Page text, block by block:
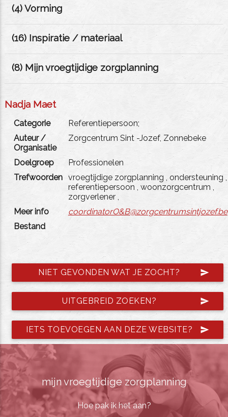
(4) Vorming
(16) Inspiratie / materiaal
(8) Mijn vroegtijdige zorgplanning
Nadja Maet
Categorie
Referentiepersoon;
Auteur /
Organisatie
Zorgcentrum Sint -Jozef, Zonnebeke
Doelgroep
Professionelen
Trefwoorden vroegtijdige zorgplanning ondersteuning
referentiepersoon
woonzorgcentrum
zorgverlener,
Meer info
coordinatorO&B@zorgcentrumsintjozef.be
Bestand
NIET GEVONDEN WAT JE ZOCHT? send
UITGEBREID ZOEKEN? send
IETS TOEVOEGEN AAN DEZE WEBSITE? send
mijn vroegtijdige zorgplanning
Hoe pak ik het aan?